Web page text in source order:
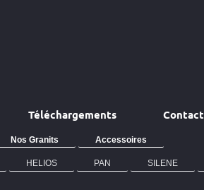
Téléchargements Contact
Nos Granits Accessoires
HELIOS PAN SILENE